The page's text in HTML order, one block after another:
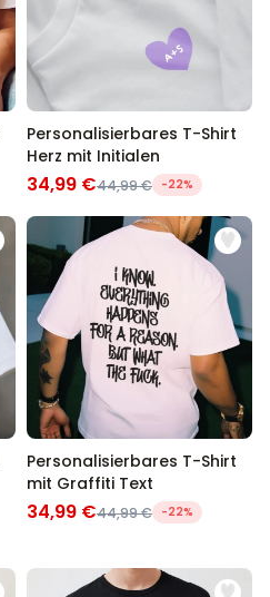
Personalisierbares T-Shirt
Herz mit Initialen
34,99 €44,99 € -22%
Personalisierbares T-Shirt
mit Graffiti Text
34,99 €44,99 € -22%